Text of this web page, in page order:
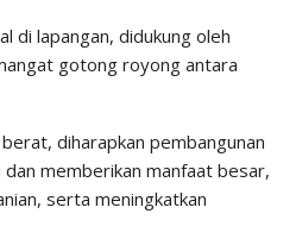
di lapangan, didukung oleh
gotong royong antara
diharapkan pembangunan
memberikan manfaat besar,
serta meningkatkan